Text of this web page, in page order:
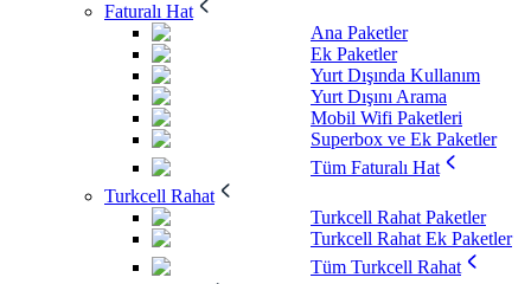
Faturalı Hat
Ana Paketler
Ek Paketler
Yurt Dışında Kullanım
Yurt Dışını Arama
Mobil Wifi Paketleri
Superbox ve Ek Paketler
Tüm Faturalı Hat
Turkcell Rahat
Turkcell Rahat Paketler
Turkcell Rahat Ek Paketler
Tüm Turkcell Rahat